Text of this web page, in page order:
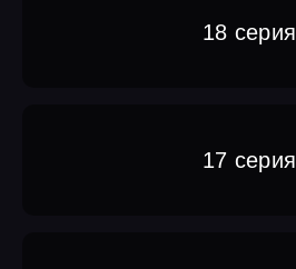
18 серия
17 серия